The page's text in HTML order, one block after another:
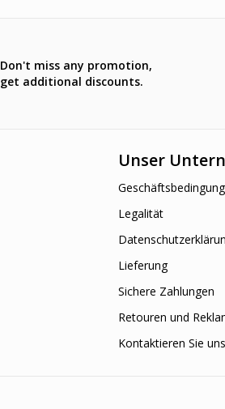
Don't miss any promotion,
get additional discounts.
Unser
Legalität
Lieferung
Sichere Zahlungen
Retouren und
Kontaktieren Sie uns